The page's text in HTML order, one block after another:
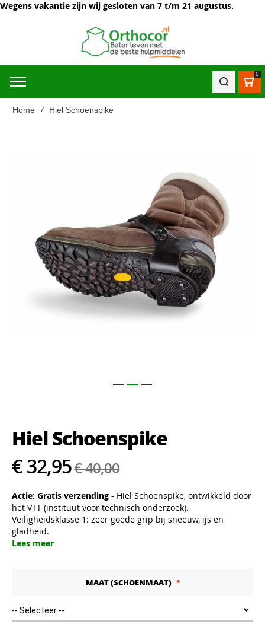
Wegens vakantie zijn wij gesloten van 7 t/m 21 augustus.
0
Home Hiel Schoenspike
begin
van
de
afbeeldingen-
Hiel Schoenspike
€ 32,95€ 40,00
Actie: Gratis verzending - Hiel Schoenspike, ontwikkeld door
het VTT (instituut voor technisch onderzoek).
Veiligheidsklasse 1: zeer goede grip bij sneeuw, ijs en
gladheid.
Lees meer
MAAT (SCHOENMAAT)